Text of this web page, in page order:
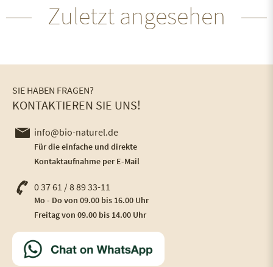
Zuletzt angesehen
SIE HABEN FRAGEN?
KONTAKTIEREN SIE UNS!
info@bio-naturel.de
Für die einfache und direkte
Kontaktaufnahme per E-Mail
0 37 61 / 8 89 33-11
Mo - Do von 09.00 bis 16.00 Uhr
Freitag von 09.00 bis 14.00 Uhr